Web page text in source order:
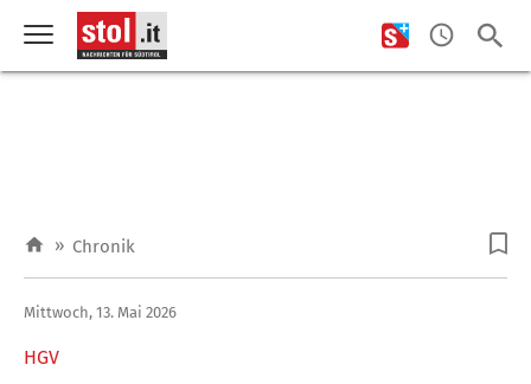
» Chronik
HGV
Mittwoch, 13. Mai 2026